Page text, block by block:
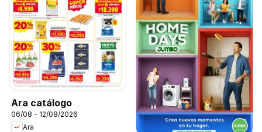
Ara catálogo
06/08 - 12/08/2026
Ara